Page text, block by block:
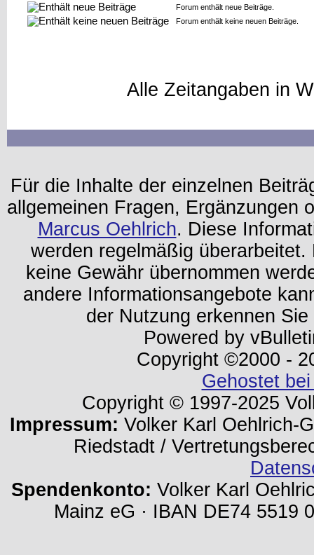
Forum enthält neue Beiträge.
Forum enthält keine neuen Beiträge.
Alle Zeitangaben in
Für die Inhalte der einzelnen
allgemeinen Fragen, Ergänzungen
Marcus Oehlrich. Diese
werden regelmäßig
keine Gewähr übernommen
andere Informationsangebote
der Nutzung erkennen
Powered by
Copyright ©2000 -
Gehostet
Copyright © 1997-2025
Impressum: Volker Karl Oehlrich-
Riedstadt /
Spendenkonto: Volker Karl
Mainz eG · IBAN DE74 5519